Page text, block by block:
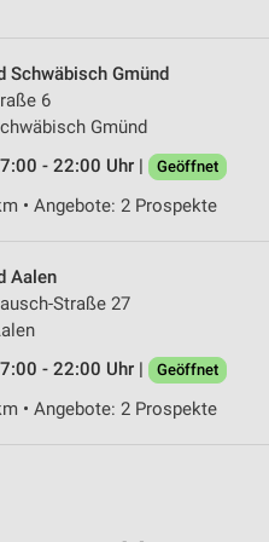
Schwäbisch Gmünd
6
Gmünd
- 22:00 Uhr |
Geöffnet
• Angebote: 2 Prospekte
Aalen
Straße 27
- 22:00 Uhr |
Geöffnet
• Angebote: 2 Prospekte